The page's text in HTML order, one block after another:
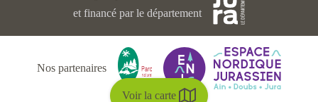
Voir la carte
et financé par le département
Nos partenaires